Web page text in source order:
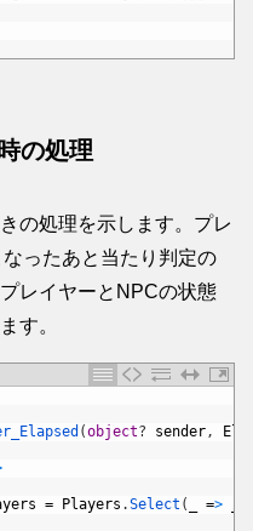
の処理
の処理を示します。プレ
ったあと当たり判定の
レイヤーとNPCの状態
す。
(object? sender,
= Players .Select ( =>